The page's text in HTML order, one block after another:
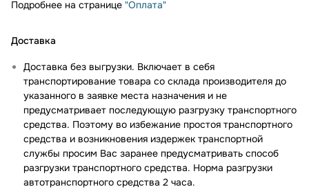
Подробнее на странице "Оплата"
Доставка
Доставка без выгрузки. Включает в себя
транспортирование товара со склада производителя до
указанного в заявке места назначения и не
предусматривает последующую разгрузку транспортного
средства. Поэтому во избежание простоя транспортного
средства и возникновения издержек транспортной
службы просим Вас заранее предусматривать способ
разгрузки транспортного средства. Норма разгрузки
автотранспортного средства 2 часа.